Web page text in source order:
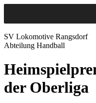
SV Lokomotive Rangsdorf
Abteilung Handball
der Oberliga